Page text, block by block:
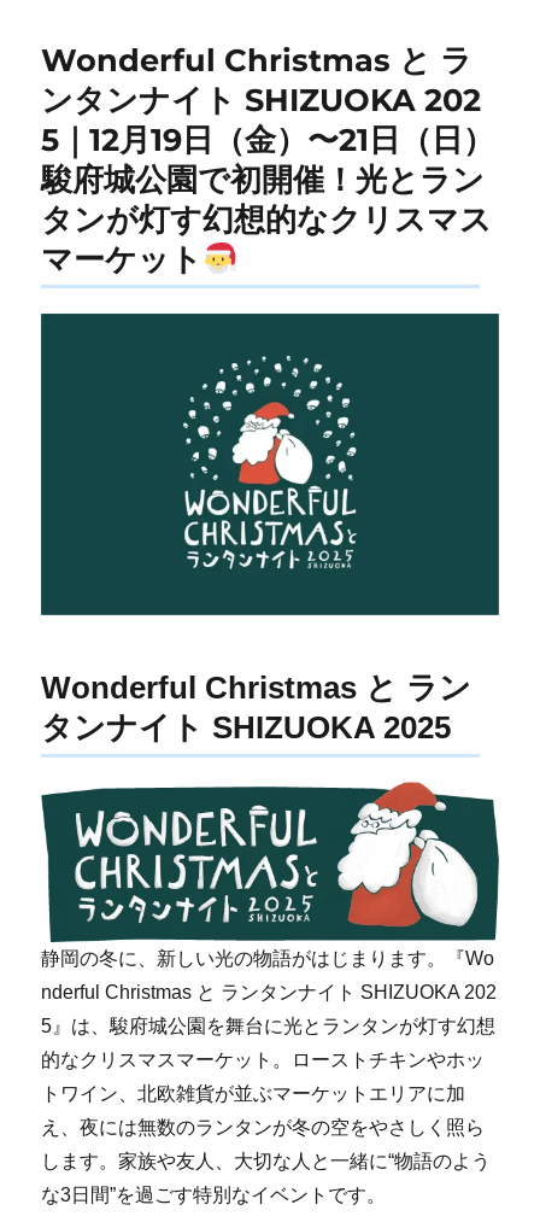
Wonderful Christmas と ラ
ンタンナイト SHIZUOKA 202
5｜12月19日（金）〜21日（日）
駿府城公園で初開催！光とラン
タンが灯す幻想的なクリスマス
マーケット
Wonderful Christmas と ラン
タンナイト SHIZUOKA 2025
静岡の冬に、新しい光の物語がはじまります。『Wo
nderful Christmas と ランタンナイト SHIZUOKA 202
5』は、駿府城公園を舞台に光とランタンが灯す幻想
的なクリスマスマーケット。ローストチキンやホッ
トワイン、北欧雑貨が並ぶマーケットエリアに加
え、夜には無数のランタンが冬の空をやさしく照ら
します。家族や友人、大切な人と一緒に“物語のよう
な3日間”を過ごす特別なイベントです。